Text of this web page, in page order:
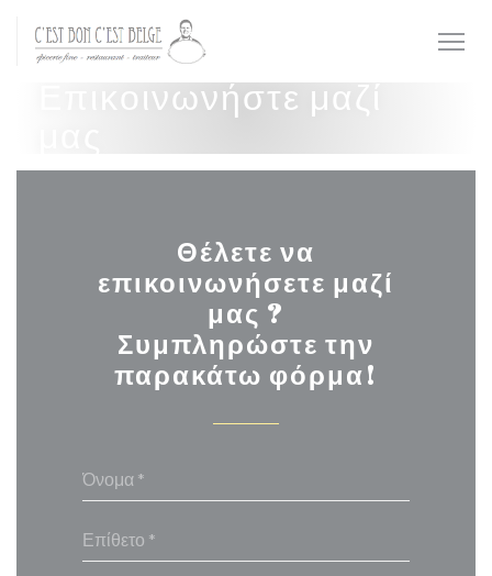
Πίνακας διαχείρισης "Μπισκότων" (Cookies)
Επικοινωνήστε μαζί
Θέλετε να
επικοινωνήσετε μαζί
μας ?
Συμπληρώστε την
παρακάτω φόρμα!